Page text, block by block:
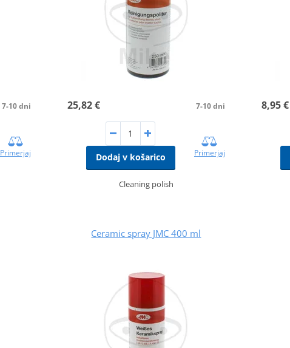
7-10 dni
Primerjaj
25,82 € 7-10 dni
Dodaj v košarico Primerjaj
Cleaning polish
8,95 €
Ceramic spray JMC 400 ml